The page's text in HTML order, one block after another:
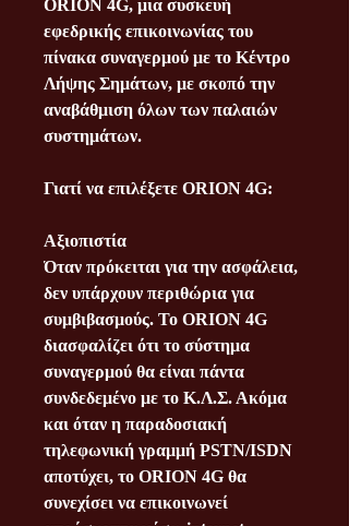
ORION 4G, μια συσκευή
εφεδρικής επικοινωνίας του
πίνακα συναγερμού με το Κέντρο
Λήψης Σημάτων, με σκοπό την
αναβάθμιση όλων των παλαιών
συστημάτων.
Γιατί να επιλέξετε ORION 4G:
Αξιοπιστία
Όταν πρόκειται για την ασφάλεια,
δεν υπάρχουν περιθώρια για
συμβιβασμούς. Το ORION 4G
διασφαλίζει ότι το σύστημα
συναγερμού θα είναι πάντα
συνδεδεμένο με το Κ.Λ.Σ. Ακόμα
και όταν η παραδοσιακή
τηλεφωνική γραμμή PSTN/ISDN
αποτύχει, το ORION 4G θα
συνεχίσει να επικοινωνεί